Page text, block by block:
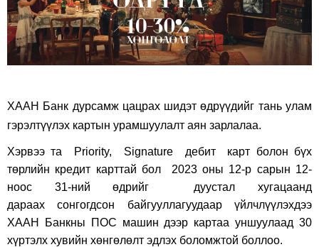
ХААН Банк дурсамж цацрах шидэт өдрүүдийг тань улам
гэрэлтүүлэх картын урамшуулалт аян зарлалаа.
Хэрвээ та Priority, Signatureдебит карт болон бүх
төрлийн кредит карттай бол 2023оны 12-р сарын 12-
ноос 31-ний өдрийг дуустал
хугацаанд
дараахсонгогдсон байгууллагуудаарүйлчлүүлэхдээ
ХААН Банкны ПОС машин дээр картаа уншуулаад 30
хүртэлх хувийн хөнгөлөлт эдлэх боломжтой боллоо.